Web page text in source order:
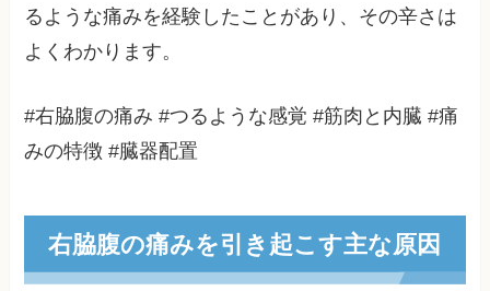
るような痛みを経験したことがあり、その辛さは
よくわかります。
#右脇腹の痛み #つるような感覚 #筋肉と内臓 #痛
みの特徴 #臓器配置
右脇腹の痛みを引き起こす主な原因